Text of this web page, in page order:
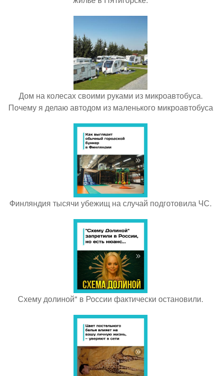
Дом на колесах своими руками из микроавтобуса.
Почему я делаю автодом из маленького микроавтобуса
Финляндия тысячи убежищ на случай подготовила ЧС.
Схему долиной" в России фактически остановили.